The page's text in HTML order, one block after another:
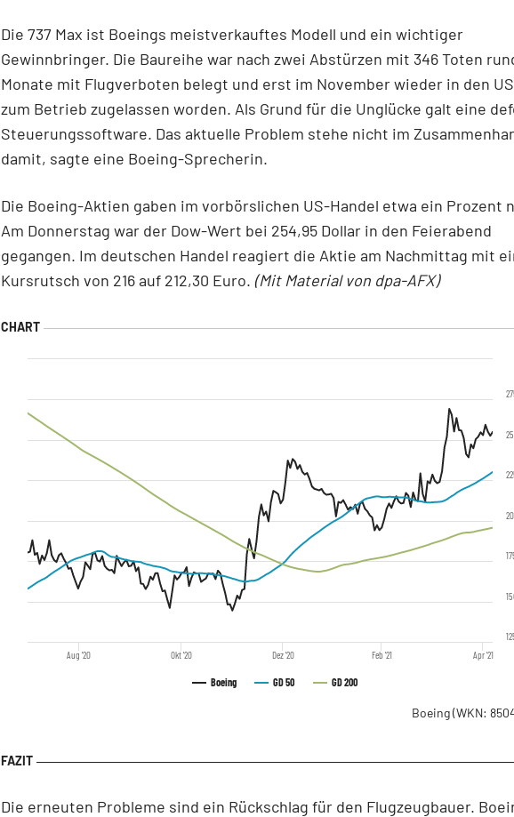
Die 737 Max ist Boeings meistverkauftes Modell und ein wichtiger
Gewinnbringer. Die Baureihe war nach zwei Abstürzen mit 346 Toten
Monate mit Flugverboten belegt und erst im November wieder in den
zum Betrieb zugelassen worden. Als Grund für die Unglücke galt eine
Steuerungssoftware. Das aktuelle Problem stehe nicht im
damit, sagte eine Boeing-Sprecherin.
Die Boeing-Aktien gaben im vorbörslichen US-Handel etwa ein Prozent
Am Donnerstag war der Dow-Wert bei 254,95 Dollar in den Feierabend
gegangen. Im deutschen Handel reagiert die Aktie am Nachmittag mit
Kursrutsch von 216 auf 212,30 Euro. (Mit Material von dpa-AFX)
Boeing GD 50 GD 200
Aug '20 Okt '20 Dez '20 Feb '21 Apr '21
Boeing(WKN:
Die erneuten Probleme sind ein Rückschlag für den Flugzeugbauer.